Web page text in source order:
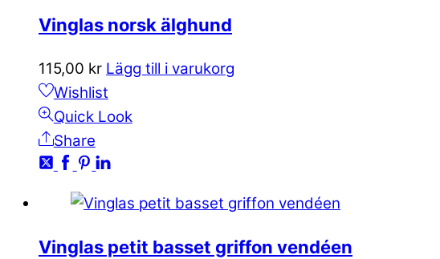
Vinglas norsk älghund
115,00 kr Lägg till i varukorg
Wishlist
Quick Look
Share
Vinglas petit basset griffon vendéen